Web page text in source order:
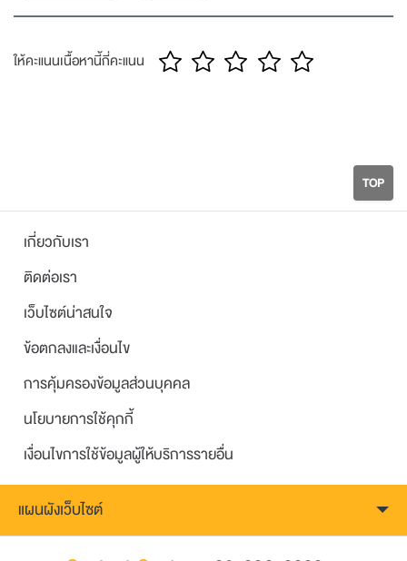
9
ปัญหา | 3 Minutes with Guru
โดย SET
ให้คะแนนเนื้อหานี้กี่คะแนน
TOP
เกี่ยวกับเรา
ติดต่อเรา
เว็บไซต์น่าสนใจ
ข้อตกลงและเงื่อนไข
การคุ้มครองข้อมูลส่วนบุคคล
นโยบายการใช้คุกกี้
เงื่อนไขการใช้ข้อมูลผู้ให้บริการรายอื่น
แผนผังเว็บไซต์